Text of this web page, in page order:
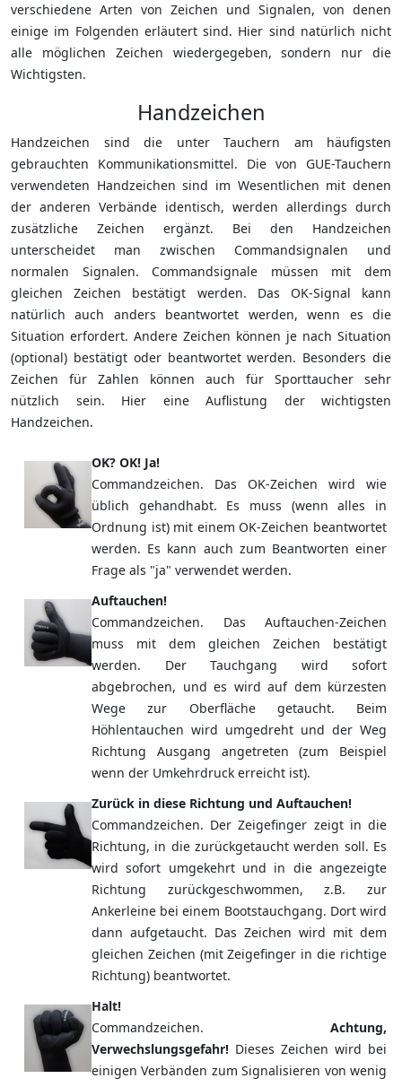
verschiedene Arten von Zeichen und Signalen, von denen
einige im Folgenden erläutert sind. Hier sind natürlich nicht
alle möglichen Zeichen wiedergegeben, sondern nur die
Wichtigsten.
Handzeichen
Handzeichen sind die unter Tauchern am häufigsten
gebrauchten Kommunikationsmittel. Die von GUE-Tauchern
verwendeten Handzeichen sind im Wesentlichen mit denen
der anderen Verbände identisch, werden allerdings durch
zusätzliche Zeichen ergänzt. Bei den Handzeichen
unterscheidet man zwischen Commandsignalen und
normalen Signalen. Commandsignale müssen mit dem
gleichen Zeichen bestätigt werden. Das OK-Signal kann
natürlich auch anders beantwortet werden, wenn es die
Situation erfordert. Andere Zeichen können je nach Situation
(optional) bestätigt oder beantwortet werden. Besonders die
Zeichen für Zahlen können auch für Sporttaucher sehr
nützlich sein. Hier eine Auflistung der wichtigsten
Handzeichen.
OK? OK! Ja!
Commandzeichen. Das OK-Zeichen wird wie
üblich gehandhabt. Es muss (wenn alles in
Ordnung ist) mit einem OK-Zeichen beantwortet
werden. Es kann auch zum Beantworten einer
Frage als "ja" verwendet werden.
Auftauchen!
Commandzeichen. Das Auftauchen-Zeichen
muss mit dem gleichen Zeichen bestätigt
werden. Der Tauchgang wird sofort
abgebrochen, und es wird auf dem kürzesten
Wege zur Oberfläche getaucht. Beim
Höhlentauchen wird umgedreht und der Weg
Richtung Ausgang angetreten (zum Beispiel
wenn der Umkehrdruck erreicht ist).
Zurück in diese Richtung und Auftauchen!
Commandzeichen. Der Zeigefinger zeigt in die
Richtung, in die zurückgetaucht werden soll. Es
wird sofort umgekehrt und in die angezeigte
Richtung zurückgeschwommen, z.B. zur
Ankerleine bei einem Bootstauchgang. Dort wird
dann aufgetaucht. Das Zeichen wird mit dem
gleichen Zeichen (mit Zeigefinger in die richtige
Richtung) beantwortet.
Halt!
Commandzeichen. Achtung,
Verwechslungsgefahr! Dieses Zeichen wird bei
einigen Verbänden zum Signalisieren von wenig